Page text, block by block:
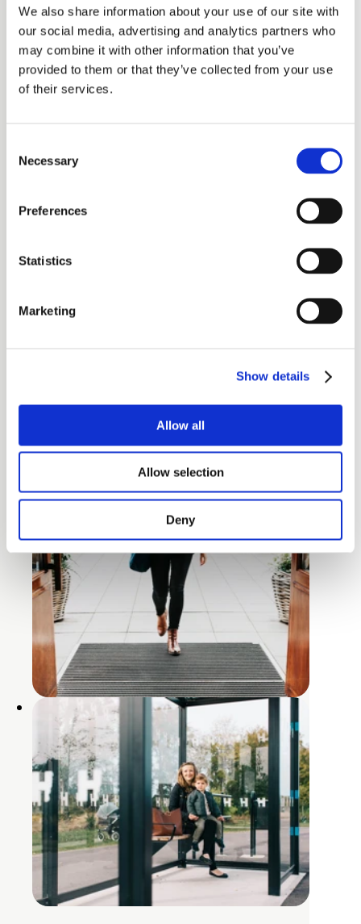
We also share information about your use of our site with
our social media, advertising and analytics partners who
may combine it with other information that you’ve
provided to them or that they’ve collected from your use
of their services.
Selection
Necessary
Preferences
Statistics
Marketing
Show details
Allow all
Allow selection
Deny